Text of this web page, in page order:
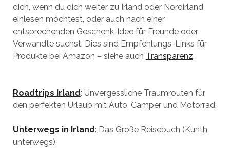
dich, wenn du dich weiter zu Irland oder Nordirland
einlesen möchtest, oder auch nach einer
entsprechenden Geschenk-Idee für Freunde oder
Verwandte suchst. Dies sind Empfehlungs-Links für
Produkte bei Amazon – siehe auch Transparenz.
Roadtrips Irland: Unvergessliche Traumrouten für
den perfekten Urlaub mit Auto, Camper und Motorrad.
Unterwegs in Irland: Das Große Reisebuch (Kunth
unterwegs).